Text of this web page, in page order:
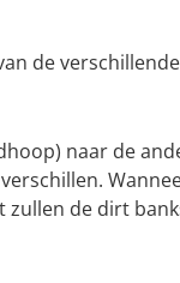
de
naar de
de dirt